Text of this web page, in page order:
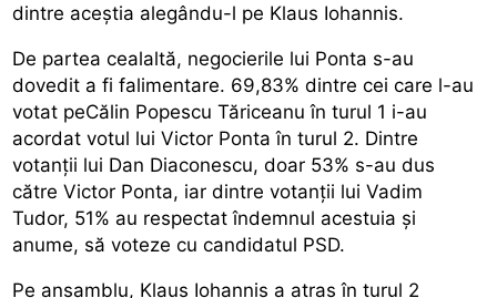
dintre aceștia alegându-l pe Klaus Iohannis.
De partea cealaltă, negocierile lui Ponta s-au
dovedit a fi falimentare. 69,83% dintre cei care l-au
votat peCălin Popescu Tăriceanu în turul 1 i-au
acordat votul lui Victor Ponta în turul 2. Dintre
votanții lui Dan Diaconescu, doar 53% s-au dus
către Victor Ponta, iar dintre votanții lui Vadim
Tudor, 51% au respectat îndemnul acestuia și
anume, să voteze cu candidatul PSD.
Pe ansamblu, Klaus Iohannis a atras în turul 2